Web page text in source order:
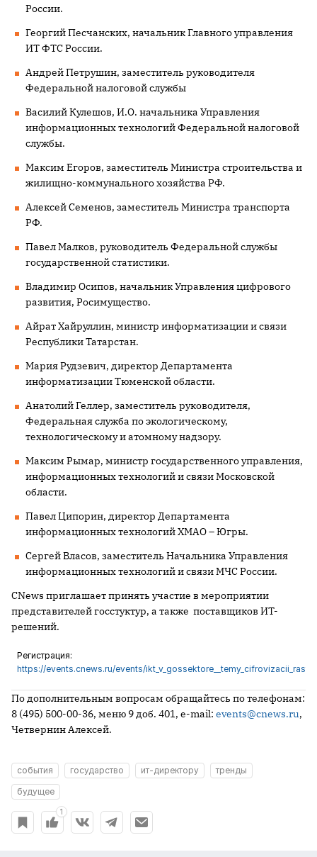
России.
Георгий Песчанских, начальник Главного управления
ИТ ФТС России.
Андрей Петрушин, заместитель руководителя
Федеральной налоговой службы
Василий Кулешов, И.О. начальника Управления
информационных технологий Федеральной налоговой
службы.
Максим Егоров, заместитель Министра строительства и
жилищно-коммунального хозяйства РФ.
Алексей Семенов, заместитель Министра транспорта
РФ.
Павел Малков, руководитель Федеральной службы
государственной статистики.
Владимир Осипов, начальник Управления цифрового
развития, Росимущество.
Айрат Хайруллин, министр информатизации и связи
Республики Татарстан.
Мария Рудзевич, директор Департамента
информатизации Тюменской области.
Анатолий Геллер, заместитель руководителя,
Федеральная служба по экологическому,
технологическому и атомному надзору.
Максим Рымар, министр государственного управления,
информационных технологий и связи Московской
области.
Павел Ципорин, директор Департамента
информационных технологий ХМАО – Югры.
Сергей Власов, заместитель Начальника Управления
информационных технологий и связи МЧС России.
CNews приглашает принять участие в мероприятии
представителей госстуктур, а также поставщиков ИТ-
решений.
Регистрация:
https://events.cnews.ru/events/
По дополнительным вопросам обращайтесь по телефонам:
8 (495) 500-00-36, меню 9 доб. 401, e-mail: events@cnews.ru,
Четвернин Алексей.
события государство ит-директору
тренды
будущее
1